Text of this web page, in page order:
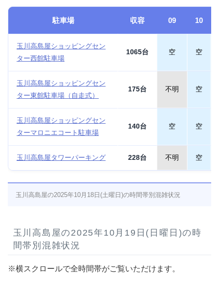
駐車場 収容 09 10
玉川高島屋ショッピングセン
ター西館駐車場
1065台 空 空
玉川高島屋ショッピングセン
ター東館駐車場（自走式）
175台 不明 空
玉川高島屋ショッピングセン
ターマロニエコート駐車場
140台 空 空
玉川高島屋タワーパーキング 228台 不明 空
玉川高島屋の2025年10月18日(土曜日)の時間帯別混雑状況
玉川高島屋の2025年10月19日(日曜日)の時
間帯別混雑状況
※横スクロールで全時間帯がご覧いただけます。